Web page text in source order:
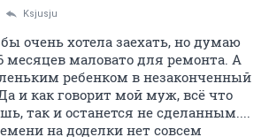
Ksjusju
очень хотела заехать, но думаю
месяцев маловато для ремонта. А
ребенком в незаконченный
и как говорит мой муж, всё что
так и останется не сделанным....
на доделки нет совсем